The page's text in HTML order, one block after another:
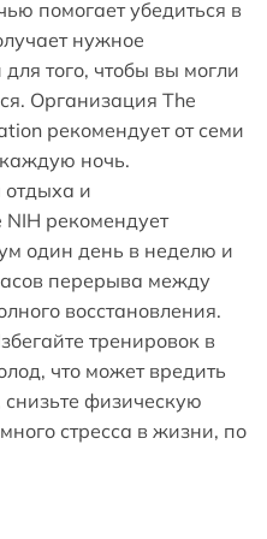
помогает убедиться в
нужное
того, чтобы вы могли
Организация The
рекомендует от семи
ночь.
отдыха и
NIH рекомендует
один день в неделю и
перерыва между
восстановления.
тренировок в
что может вредить
физическую
стресса в жизни, по